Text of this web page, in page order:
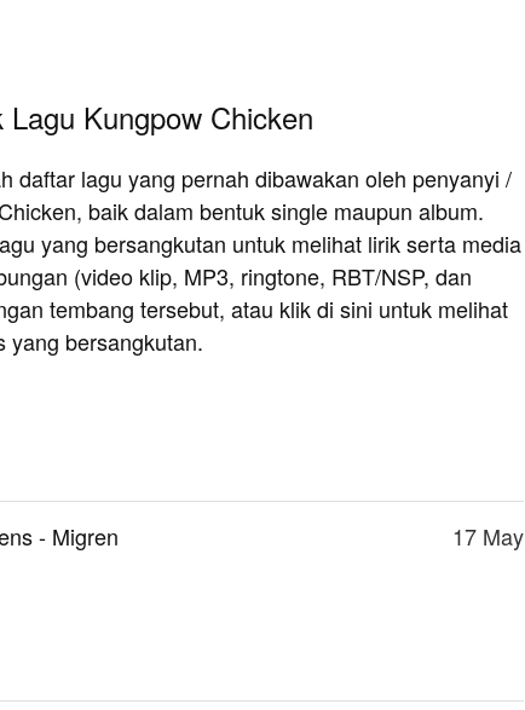
Lagu Kungpow Chicken
daftar lagu yang pernah dibawakan oleh penyanyi /
baik dalam bentuk single maupun album.
yang bersangkutan untuk melihat lirik serta media
(video klip, MP3, ringtone, RBT/NSP, dan
tembang tersebut, atau klik di sini untuk melihat
yang bersangkutan.
- Migren 17 May